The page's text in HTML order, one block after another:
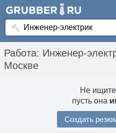
Работа: Инженер-
Москве
Не ищите
пусть она
Создать